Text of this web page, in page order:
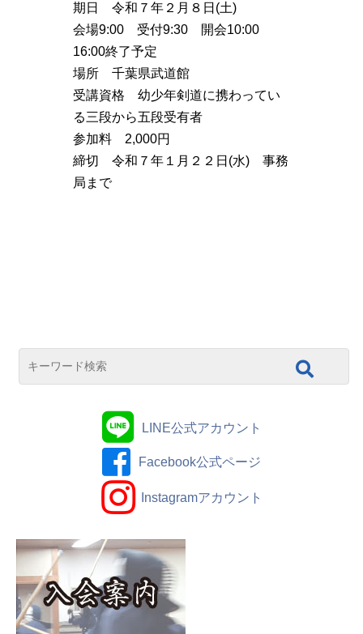
期日 令和７年２月８日(土)
会場9:00 受付9:30 開会10:00
16:00終了予定
場所 千葉県武道館
受講資格 幼少年剣道に携わってい
る三段から五段受有者
参加料 2,000円
締切 令和７年１月２２日(水) 事務
局まで
LINE公式アカウント
Facebook公式ページ
Instagramアカウント